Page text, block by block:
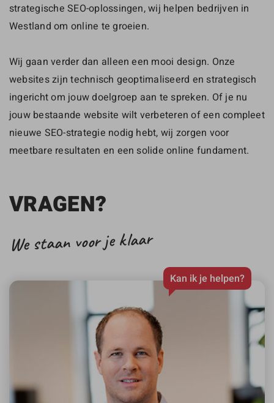
strategische SEO-oplossingen, wij helpen bedrijven in
Westland om online te groeien.
Wij gaan verder dan alleen een mooi design. Onze
websites zijn technisch geoptimaliseerd en strategisch
ingericht om jouw doelgroep aan te spreken. Of je nu
jouw bestaande website wilt verbeteren of een compleet
nieuwe SEO-strategie nodig hebt, wij zorgen voor
meetbare resultaten en een solide online fundament.
Kan ik je helpen?
VRAGEN?
We staan voor je klaar